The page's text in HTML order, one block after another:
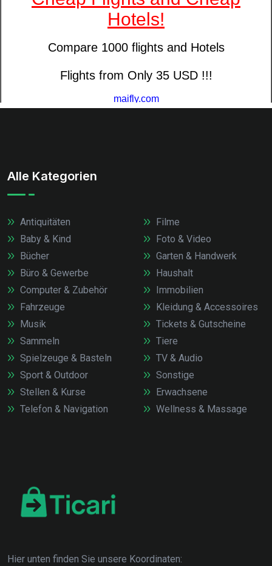
Alle Kategorien
Antiquitäten
Baby & Kind
Bücher
Büro & Gewerbe
Computer & Zubehör
Fahrzeuge
Filme
Foto & Video
Garten & Handwerk
Haushalt
Immobilien
Kleidung & Accessoires
Musik
Sammeln
Spielzeuge & Basteln
Sport & Outdoor
Stellen & Kurse
Telefon & Navigation
Tickets & Gutscheine
Tiere
TV & Audio
Sonstige
Erwachsene
Wellness & Massage
Hier unten finden Sie unsere Koordinaten: